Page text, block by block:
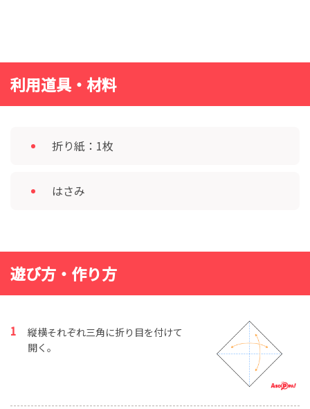
利用道具・材料
折り紙：1枚
はさみ
遊び方・作り方
縦横それぞれ三角に折り目を付けて
開く。